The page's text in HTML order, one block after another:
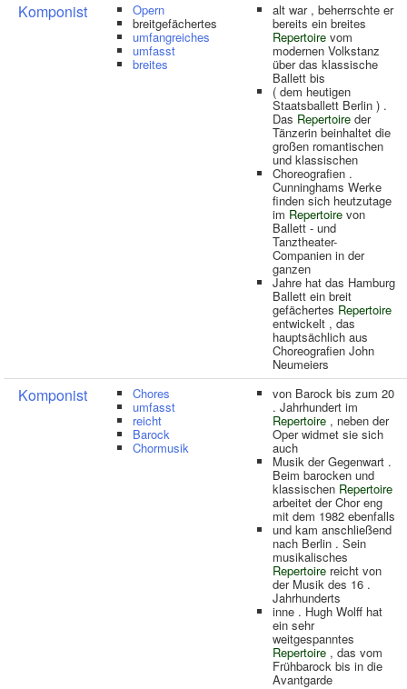
Komponist Opern
breitgefächertes
umfangreiches
umfasst
breites
alt war , beherrschte er
bereits ein breites
Repertoire vom
modernen Volkstanz
über das klassische
Ballett bis
( dem heutigen
Staatsballett Berlin ) .
Das Repertoire der
Tänzerin beinhaltet die
großen romantischen
und klassischen
Choreografien .
Cunninghams Werke
finden sich heutzutage
im Repertoire von
Ballett - und
Tanztheater-
Companien in der
ganzen
Jahre hat das Hamburg
Ballett ein breit
gefächertes Repertoire
entwickelt , das
hauptsächlich aus
Choreografien John
Neumeiers
Komponist Chores
umfasst
reicht
Barock
Chormusik
von Barock bis zum 20
. Jahrhundert im
Repertoire , neben der
Oper widmet sie sich
auch
Musik der Gegenwart .
Beim barocken und
klassischen Repertoire
arbeitet der Chor eng
mit dem 1982 ebenfalls
und kam anschließend
nach Berlin . Sein
musikalisches
Repertoire reicht von
der Musik des 16 .
Jahrhunderts
inne . Hugh Wolff hat
ein sehr
weitgespanntes
Repertoire , das vom
Frühbarock bis in die
Avantgarde